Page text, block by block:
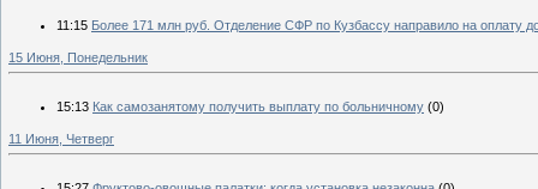
11:15 Более 171 млн руб. Отделение СФР по Кузбассу направило на оплату
15 Июня, Понедельник
15:13 Как самозанятому получить выплату по больничному (0)
11 Июня, Четверг